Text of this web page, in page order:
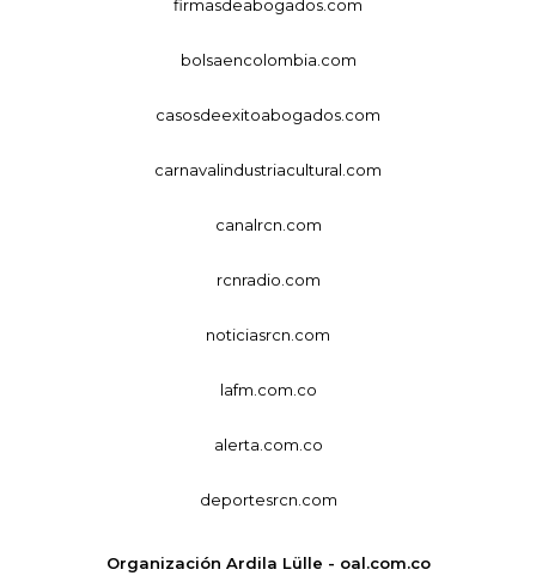
firmasdeabogados.com
bolsaencolombia.com
casosdeexitoabogados.com
carnavalindustriacultural.com
canalrcn.com
rcnradio.com
noticiasrcn.com
lafm.com.co
alerta.com.co
deportesrcn.com
Organización Ardila Lülle - oal.com.co